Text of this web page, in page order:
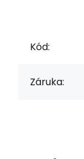
Kód:
Záruka: